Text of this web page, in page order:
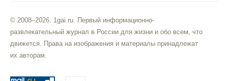
© 2008–2026. 1gai.ru. Первый информационно-
развлекательный журнал в России для жизни и обо всем, что
движется. Права на изображения и материалы принадлежат
их авторам.